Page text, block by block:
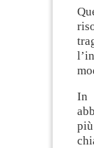
In